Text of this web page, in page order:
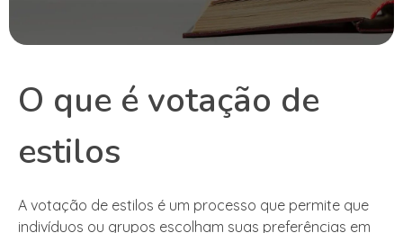
O que é votação de
estilos
A votação de estilos é um processo que permite que
indivíduos ou grupos escolham suas preferências em